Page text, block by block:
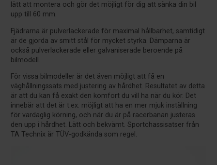
lätt att montera och gör det möjligt för dig att sänka din bil
upp till 60 mm.
Fjädrarna är pulverlackerade för maximal hållbarhet, samtidigt
är de gjorda av smitt stål för mycket styrka. Dämparna är
också pulverlackerade eller galvaniserade beroende på
bilmodell.
För vissa bilmodeller är det även möjligt att få en
väghållningssats med justering av hårdhet. Resultatet av detta
är att du kan få exakt den komfort du vill ha när du kör. Det
innebär att det är t.ex. möjligt att ha en mer mjuk inställning
för vardaglig körning, och när du är på racerbanan justeras
den upp i hårdhet. Lätt och bekvämt. Sportchassisatser från
TA Technix är TÜV-godkända som regel.